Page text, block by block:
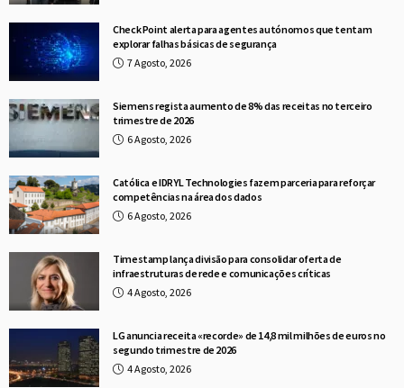
Check Point alerta para agentes autónomos que tentam
explorar falhas básicas de segurança
7 Agosto, 2026
Siemens regista aumento de 8% das receitas no terceiro
trimestre de 2026
6 Agosto, 2026
Católica e IDRYL Technologies fazem parceria para reforçar
competências na área dos dados
6 Agosto, 2026
Timestamp lança divisão para consolidar oferta de
infraestruturas de rede e comunicações críticas
4 Agosto, 2026
LG anuncia receita «recorde» de 14,8 mil milhões de euros no
segundo trimestre de 2026
4 Agosto, 2026